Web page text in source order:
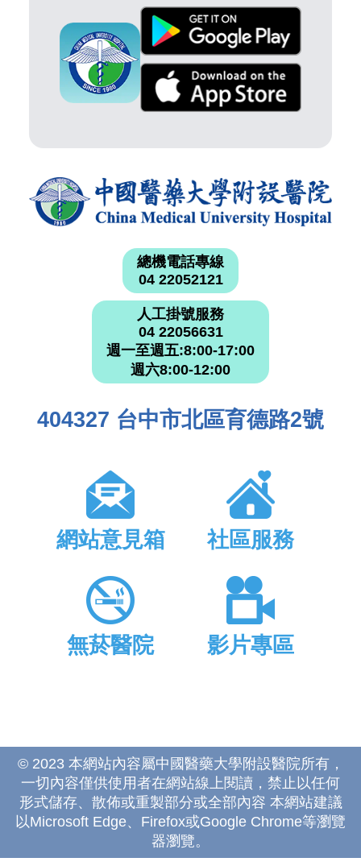
總機電話專線
04 22052121
人工掛號服務
04 22056631
週一至週五:8:00-17:00
週六8:00-12:00
404327 台中市北區育德路2號
網站意見箱 社區服務
無菸醫院 影片專區
© 2023 本網站內容屬中國醫藥大學附設醫院所有，
一切內容僅供使用者在網站線上閱讀，禁止以任何
形式儲存、散佈或重製部分或全部內容 本網站建議
以Microsoft Edge、Firefox或Google Chrome等瀏覽
器瀏覽。